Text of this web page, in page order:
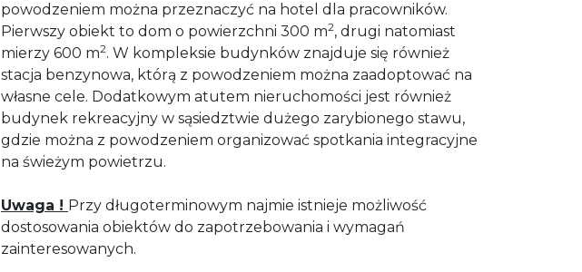
powodzeniem można przeznaczyć na hotel dla pracowników.
Pierwszy obiekt to dom o powierzchni 300 m2, drugi natomiast
mierzy 600 m2. W kompleksie budynków znajduje się również
stacja benzynowa, którą z powodzeniem można zaadoptować na
własne cele. Dodatkowym atutem nieruchomości jest również
budynek rekreacyjny w sąsiedztwie dużego zarybionego stawu,
gdzie można z powodzeniem organizować spotkania integracyjne
na świeżym powietrzu.
Uwaga ! Przy długoterminowym najmie istnieje możliwość
dostosowania obiektów do zapotrzebowania i wymagań
zainteresowanych.